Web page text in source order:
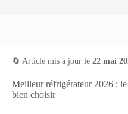
🔄 Article mis à jour le 22 mai
Meilleur réfrigérateur 2026 :
bien choisir